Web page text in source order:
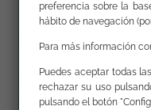
preferencia sobre la
hábito de navegación
Para más información
Puedes aceptar todas
rechazar su uso
pulsando el botón